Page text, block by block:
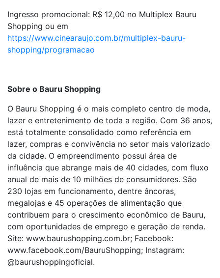
Ingresso promocional: R$ 12,00 no Multiplex Bauru
Shopping ou em
https://www.cinearaujo.com.br/multiplex-bauru-
shopping/programacao
Sobre o Bauru Shopping
O Bauru Shopping é o mais completo centro de moda,
lazer e entretenimento de toda a região. Com 36 anos,
está totalmente consolidado como referência em
lazer, compras e convivência no setor mais valorizado
da cidade. O empreendimento possui área de
influência que abrange mais de 40 cidades, com fluxo
anual de mais de 10 milhões de consumidores. São
230 lojas em funcionamento, dentre âncoras,
megalojas e 45 operações de alimentação que
contribuem para o crescimento econômico de Bauru,
com oportunidades de emprego e geração de renda.
Site: www.baurushopping.com.br; Facebook:
www.facebook.com/BauruShopping; Instagram:
@baurushoppingoficial.